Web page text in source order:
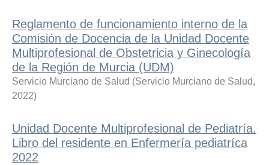
Reglamento de funcionamiento interno de la
Comisión de Docencia de la Unidad Docente
Multiprofesional de Obstetricia y Ginecología
de la Región de Murcia (UDM)
Servicio Murciano de Salud (Servicio Murciano de Salud,
2022)
Unidad Docente Multiprofesional de Pediatría.
Libro del residente en Enfermería pediatríca
2022